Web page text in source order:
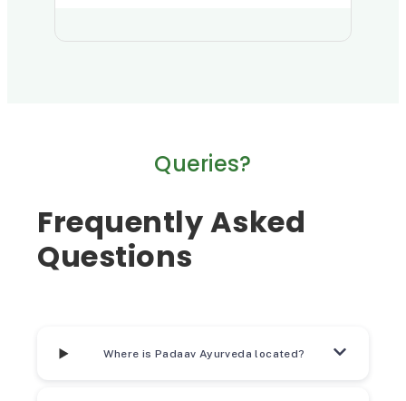
Queries?
Frequently Asked
Questions
Where is Padaav Ayurveda located?